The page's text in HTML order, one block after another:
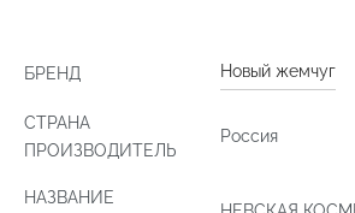
БРЕНД Новый жемчуг
СТРАНА
ПРОИЗВОДИТЕЛЬ
Россия
НАЗВАНИЕ